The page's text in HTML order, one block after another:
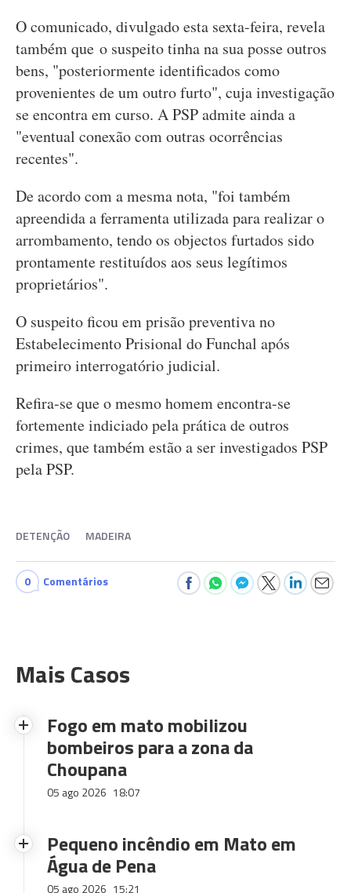
O comunicado, divulgado esta sexta-feira, revela
também que o suspeito tinha na sua posse outros
bens, "posteriormente identificados como
provenientes de um outro furto", cuja investigação
se encontra em curso. A PSP admite ainda a
"eventual conexão com outras ocorrências
recentes".
De acordo com a mesma nota, "foi também
apreendida a ferramenta utilizada para realizar o
arrombamento, tendo os objectos furtados sido
prontamente restituídos aos seus legítimos
proprietários".
O suspeito ficou em prisão preventiva no
Estabelecimento Prisional do Funchal após
primeiro interrogatório judicial.
Refira-se que o mesmo homem encontra-se
fortemente indiciado pela prática de outros
crimes, que também estão a ser investigados PSP
pela PSP.
DETENÇÃO MADEIRA
0 Comentários
Mais Casos
Fogo em mato mobilizou
bombeiros para a zona da
Choupana
05 ago 2026 18:07
Pequeno incêndio em Mato em
Água de Pena
05 ago 2026 15:21